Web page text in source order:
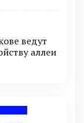
ведут
аллеи